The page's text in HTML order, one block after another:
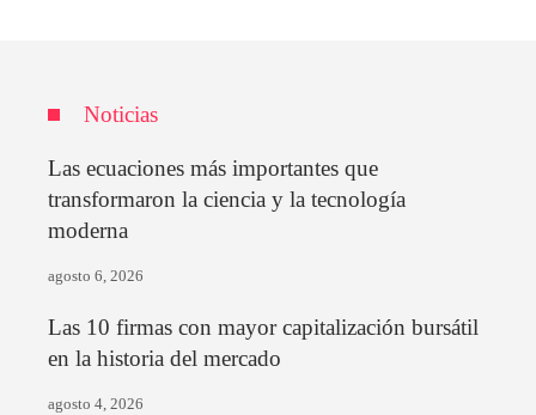
Noticias
Las ecuaciones más importantes que
transformaron la ciencia y la tecnología
moderna
agosto 6, 2026
Las 10 firmas con mayor capitalización bursátil
en la historia del mercado
agosto 4, 2026